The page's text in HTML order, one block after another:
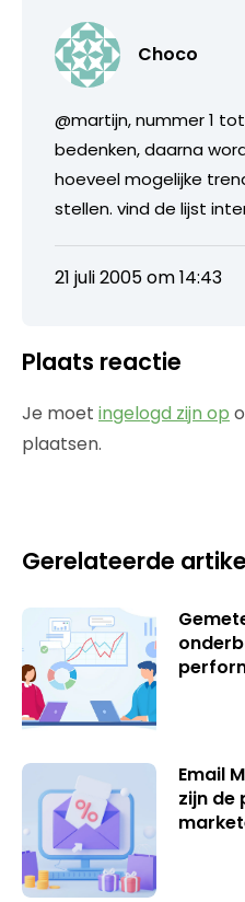
Choco
@martijn, nummer 1
bedenken, daarna
hoeveel mogelijke
stellen. vind de lijst
21 juli 2005 om 14:43
Plaats reactie
Je moet ingelogd zijn op
plaatsen.
Gerelateerde
Email
zijn de